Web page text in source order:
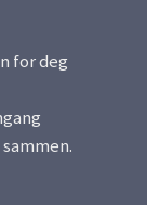
for deg